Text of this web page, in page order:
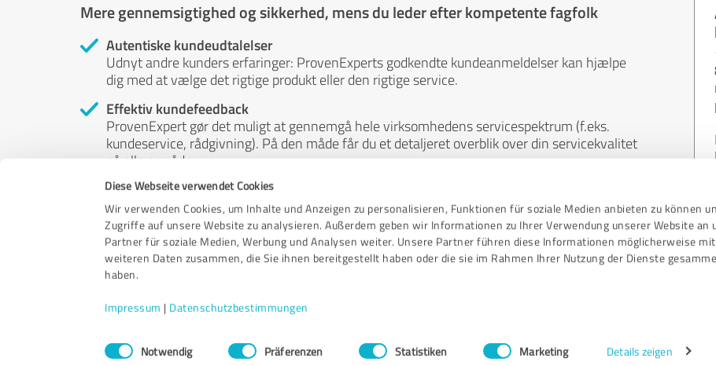
Diese Webseite verwendet Cookies
Wir verwenden Cookies, um Inhalte und Anzeigen zu personalisieren, Funktionen für soziale Medien anbieten zu können
Zugriffe auf unsere Website zu analysieren. Außerdem geben wir Informationen zu Ihrer Verwendung unserer Website an
Partner für soziale Medien, Werbung und Analysen weiter. Unsere Partner führen diese Informationen möglicherweise mit
weiteren Daten zusammen, die Sie ihnen bereitgestellt haben oder die sie im Rahmen Ihrer Nutzung der Dienste
haben.
Impressum | Datenschutzbestimmungen
Einwilligungsauswahl
Notwendig Präferenzen Statistiken Marketing Details zeigen
Mere gennemsigtighed og sikkerhed, mens du leder efter kompetente fagfolk
Autentiske kundeudtalelser
Udnyt andre kunders erfaringer: ProvenExperts godkendte kundeanmeldelser kan hjælpe
dig med at vælge det rigtige produkt eller den rigtige service.
Effektiv kundefeedback
ProvenExpert gør det muligt at gennemgå hele virksomhedens servicespektrum (f.eks.
kundeservice, rådgivning). På den måde får du et detaljeret overblik over din servicekvalitet
på alle områder.
Independent reviews
ProvenExpert er gratis, uafhængig og neutral. Kunderne laver anmeldelser på eget initiativ
- deres meninger er ikke til salg. Og indholdet af anmeldelserne kan ikke påvirkes af penge
eller på nogen anden måde.